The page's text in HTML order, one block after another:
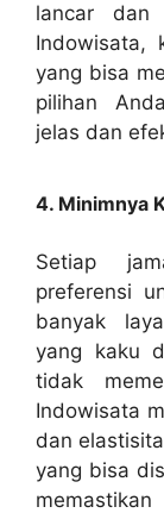
lancar dan
Indowisata,
yang bisa
pilihan
jelas dan
4. Minimnya
Setiap
preferensi
banyak
yang kaku
tidak
Indowisata
dan
yang bisa